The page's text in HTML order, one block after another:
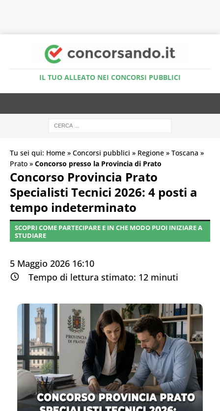
IL TUO ALLEATO NEI CONCORSI PUBBLICI
Tu sei qui: Home » Concorsi pubblici » Regione » Toscana »
Prato » Concorso presso la Provincia di Prato
Concorso Provincia Prato
Specialisti Tecnici 2026: 4 posti a
tempo indeterminato
SCOPRI COME PARTECIPARE E IN CHE MODO PUOI INIZIARE A
STUDIARE
5 Maggio 2026 16:10
Tempo di lettura stimato: 12 minuti